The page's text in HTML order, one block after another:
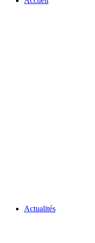
Actualités